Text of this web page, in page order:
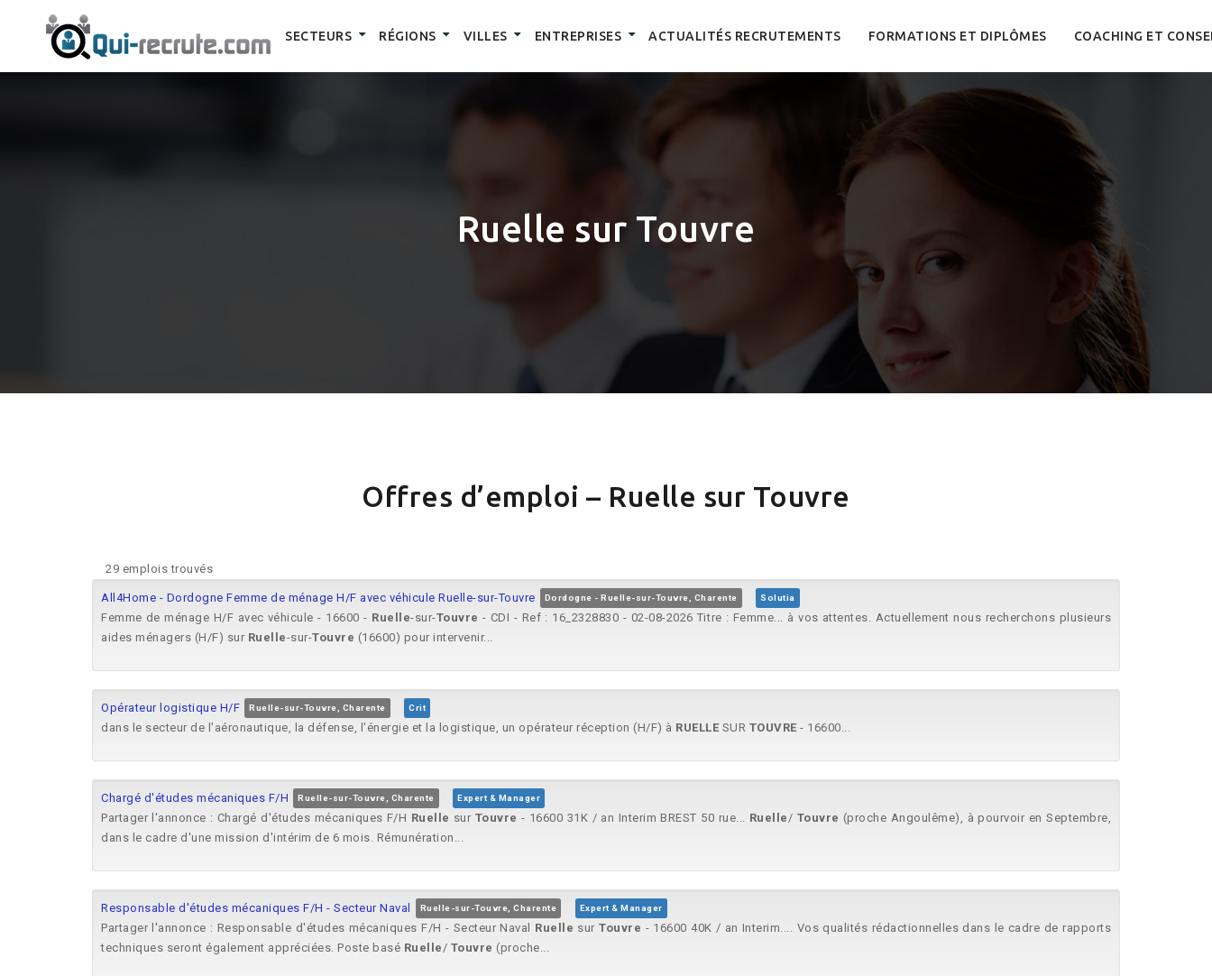
SECTEURS RÉGIONS VILLES ENTREPRISES ACTUALITÉS RECRUTEMENTS FORMATIONS ET DIPLÔMES COACHING ET
Ruelle sur Touvre
Offres d’emploi – Ruelle sur Touvre
29 emplois trouvés
All4Home - Dordogne Femme de ménage H/F avec véhicule Ruelle-sur-Touvre Dordogne - Ruelle-sur-Touvre, Charente Solutia
Femme de ménage H/F avec véhicule - 16600 - Ruelle-sur-Touvre - CDI - Ref : 16_2328830 - 02-08-2026 Titre : Femme... à vos attentes. Actuellement nous recherchons plusieurs
aides ménagers (H/F) sur Ruelle-sur-Touvre (16600) pour intervenir...
Opérateur logistique H/F Ruelle-sur-Touvre, Charente Crit
dans le secteur de l'aéronautique, la défense, l'énergie et la logistique, un opérateur réception (H/F) à RUELLE SUR TOUVRE - 16600...
Chargé d'études mécaniques F/H Ruelle-sur-Touvre, Charente Expert & Manager
Partager l'annonce : Chargé d'études mécaniques F/H Ruelle sur Touvre - 16600 31K / an Interim BREST 50 rue... Ruelle/ Touvre (proche Angoulême), à pourvoir en Septembre,
dans le cadre d'une mission d'intérim de 6 mois. Rémunération...
Responsable d'études mécaniques F/H - Secteur Naval Ruelle-sur-Touvre, Charente Expert & Manager
Partager l'annonce : Responsable d'études mécaniques F/H - Secteur Naval Ruelle surTouvre - 16600 40K / an Interim.... Vos qualités rédactionnelles dans le cadre de rapports
techniques seront également appréciées. Poste basé Ruelle/ Touvre (proche...